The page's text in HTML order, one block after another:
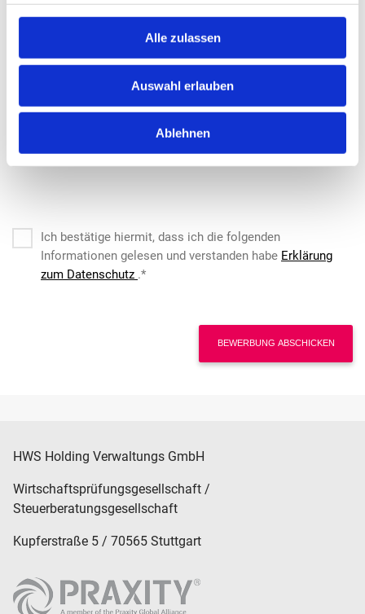
Alle zulassen
Auswahl erlauben
Ablehnen
Ich bestätige hiermit, dass ich die folgenden
Informationen gelesen und verstanden habe Erklärung
zum Datenschutz .*
BEWERBUNG ABSCHICKEN
HWS Holding Verwaltungs GmbH
Wirtschaftsprüfungsgesellschaft /
Steuerberatungsgesellschaft
Kupferstraße 5 / 70565 Stuttgart